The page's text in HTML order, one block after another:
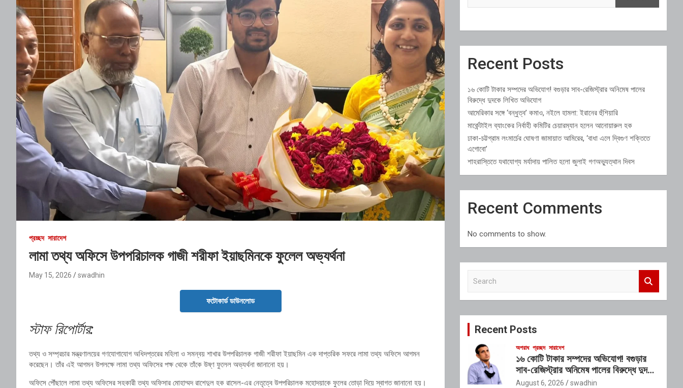
প্রচ্ছদ সারাদেশ
লামা তথ্য অফিসে উপপরিচালক গাজী শরীফা ইয়াছমিনকে ফুলেল অভ্যর্থনা
May 15, 2026 swadhin
ফটোকার্ড ডাউনলোড
স্টাফ রিপোর্টার:
তথ্য ও সম্প্রচার মন্ত্রণালয়ের গণযোগাযোগ অধিদপ্তরের মহিলা ও সমন্বয় শাখার উপপরিচালক গাজী শরীফা ইয়াছমিন এক দাপ্তরিক সফরে লামা তথ্য অফিসে আগমন
করেছেন। তাঁর এই আগমন উপলক্ষে লামা তথ্য অফিসের পক্ষ থেকে তাঁকে উষ্ণ ফুলেল অভ্যর্থনা জানানো হয়।
অফিসে পৌঁছালে লামা তথ্য অফিসের সহকারী তথ্য অফিসার মোহাম্মদ রাশেদুল হক রাসেল-এর নেতৃত্বে উপপরিচালক মহোদয়াকে ফুলের তোড়া দিয়ে স্বাগত জানানো হয়।
Recent Posts
১৬ কোটি টাকার সম্পদের অভিযোগ! বগুড়ার সাব-রেজিস্ট্রার অনিমেষ পালের
বিরুদ্ধে দুদকে লিখিত অভিযোগ
আমেরিকার সঙ্গে ‘বন্ধুত্ব’ কমাও, নইলে হামলা: ইরানের হুঁশিয়ারি
মার্কেন্টাইল ব্যাংকের নির্বাহী কমিটির চেয়ারম্যান হলেন আনোয়ারুল হক
ঢাকা-চট্টগ্রাম লংমার্চের ঘোষণা জামায়াত আমিরের, ‘বাধা এলে দ্বিগুণ শক্তিতে
এগোবো’
শাহরাস্তিতে যথাযোগ্য মর্যাদায় পালিত হলো জুলাই গণঅভ্যুত্থান দিবস
Recent Comments
No comments to show.
c
Recent Posts
অপরাধ প্রচ্ছদ সারাদেশ
১৬ কোটি টাকার সম্পদের অভিযোগ! বগুড়ার
সাব-রেজিস্ট্রার অনিমেষ পালের বিরুদ্ধে দুদকে
লিখিত অভিযোগ
August 6, 2026 swadhin